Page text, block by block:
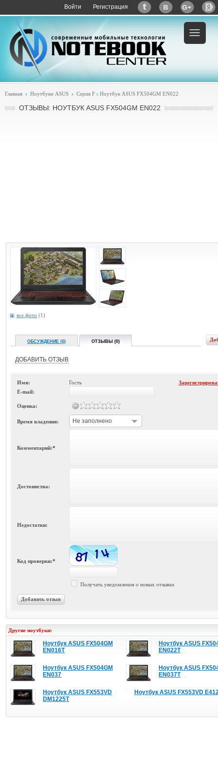
Войти Регистрация
Главная Ноутбуки ASUS Серия F Ноутбук ASUS FX504GM EN022
ОТЗЫВЫ: НОУТБУК ASUS FX504GM EN022
все фото (1)
ОБСУЖДЕНИЕ (0) ОТЗЫВЫ (0)
ДОБАВИТЬ ОТЗЫВ
Имя: Гость
E-mail:
Оценка:
Время владения: Не заполнено
Комментарий:*
Достоинства:
Недостатки:
Код проверки:*
Получать уведомления о новых отзывах
Добавить отзыв
Другие ноутбуки:
Ноутбук ASUS FX504GM
EN016T
Ноутбук ASUS
EN022T
Ноутбук ASUS FX504GM
EN037
Ноутбук ASUS
EN037T
Ноутбук ASUS FX553VD
DM1225T
Ноутбук ASUS FX553VD